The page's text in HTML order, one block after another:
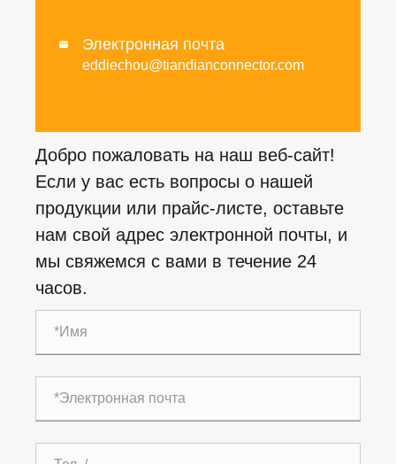
 Электронная почта
eddiechou@tiandianconnector.com
Добро пожаловать на наш веб-сайт!
Если у вас есть вопросы о нашей
продукции или прайс-листе, оставьте
нам свой адрес электронной почты, и
мы свяжемся с вами в течение 24
часов.